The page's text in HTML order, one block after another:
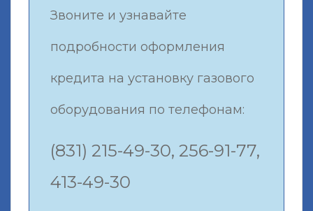
Звоните и узнавайте
подробности оформления
кредита на установку газового
оборудования по телефонам:
(831) 215-49-30, 256-91-77,
413-49-30